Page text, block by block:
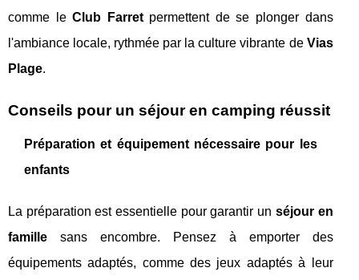
comme leClub Farretpermettent de se plonger dans
l'ambiance locale, rythmée par la culture vibrante de Vias
Plage.
Conseils pour un séjour en camping réussit
Préparation et équipement nécessaire pour les
enfants
La préparation est essentielle pour garantir un séjour en
famille sans encombre. Pensez à emporter des
équipements adaptés, comme des jeux adaptés à leur